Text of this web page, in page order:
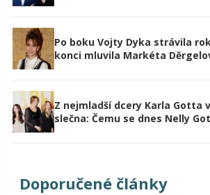
Po boku Vojty Dyka strávila
konci mluvila Markéta
Z nejmladší dcery Karla Gotta
slečna: Čemu se dnes Nelly
Doporučené články